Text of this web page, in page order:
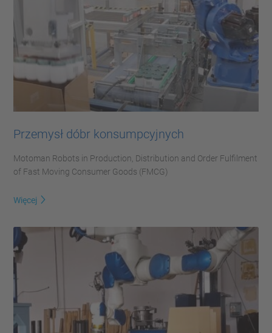
Przemysł dóbr konsumpcyjnych
Motoman Robots in Production, Distribution and Order Fulfilment
of Fast Moving Consumer Goods (FMCG)
Więcej